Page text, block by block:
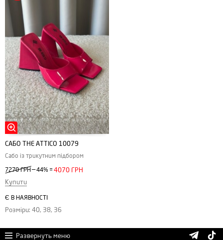
САБО ТHE АTTICO 10079
Сабо із трикутним підбором
7270 ГРН —44% =4070 ГРН
Купити
Є В НАЯВНОСТІ
Розміри: 40, 38, 36
Развернуть меню